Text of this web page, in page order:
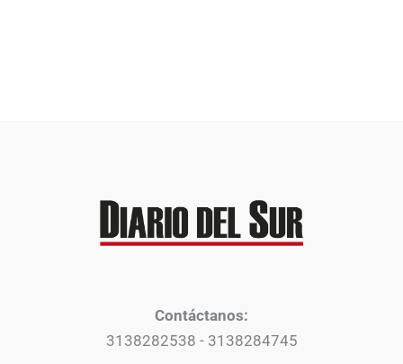
Contáctanos:
3138282538 - 3138284745